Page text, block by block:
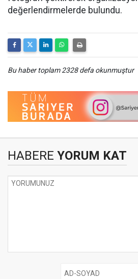
değerlendirmelerde bulundu.
Bu haber toplam 2328 defa okunmuştur
HABERE YORUM KAT